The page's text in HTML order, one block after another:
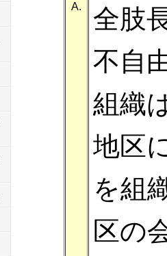
A.
全肢
不自
組織
地区
を組
区の